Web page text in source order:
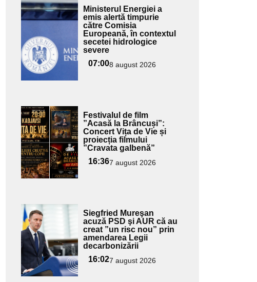
Adaugă
aici textul
subtitlu
Ministerul Energiei a
emis alertă timpurie
către Comisia
Europeană, în contextul
secetei hidrologice
severe
07:008 august 2026
Adaugă
aici textul
pentru
subtitlu
Festivalul de film
”Acasă la Brâncuși”:
Concert Vița de Vie și
proiecția filmului
”Cravata galbenă”
16:367 august 2026
Adaugă
aici textul
pentru
subtitlu
Siegfried Mureşan
acuză PSD şi AUR că au
creat ”un risc nou” prin
amendarea Legii
decarbonizării
16:027 august 2026